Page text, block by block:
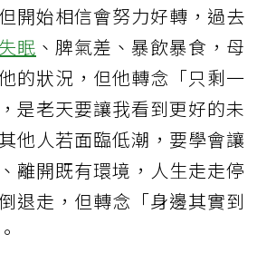
開始相信會努力好轉，過去
失眠 、脾氣差、暴飲暴食，母
的狀況，但他轉念「只剩一
是老天要讓我看到更好的未
他人若面臨低潮，要學會讓
離開既有環境，人生走走停
退走，但轉念「身邊其實到